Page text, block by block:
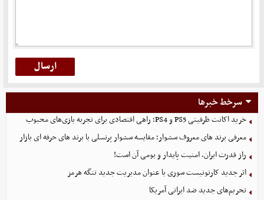
سرخط خبرها
خرید اکانت ظرفیتی PS5 و PS4؛ راهی اقتصادی برای تجربه بازی‌های محبوب
معرفی برند های معروف سشوار؛ مقایسه سشوار پرنسلی با برند های حرفه ای بازار
راز قدرت ایران، امنیت پایدار و بومی آن است!
اثر جدید کارتونیست سوری با عنوان مدیریت جدید تنگه هرمز
تحریم‌های جدید ضد ایرانی آمریکا